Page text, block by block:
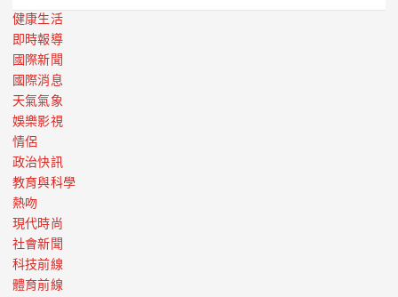
健康生活
即時報導
國際新聞
國際消息
天氣氣象
娛樂影視
情侶
政治快訊
教育與科學
熱吻
現代時尚
社會新聞
科技前線
體育前線